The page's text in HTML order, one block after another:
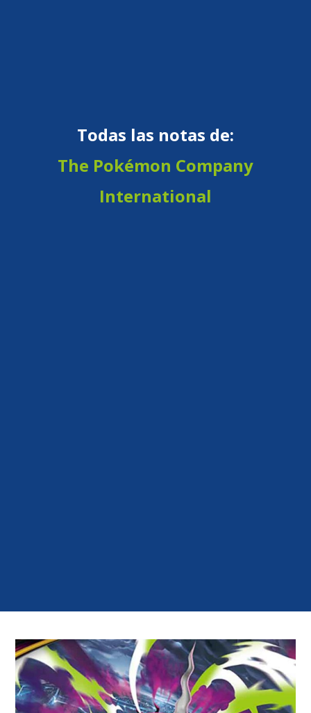
Todas las notas de:
The Pokémon Company
International